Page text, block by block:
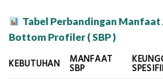
Tabel Perbandingan Manfaat
Bottom Profiler ( SBP )
KEBUTUHAN MANFAAT
SBP